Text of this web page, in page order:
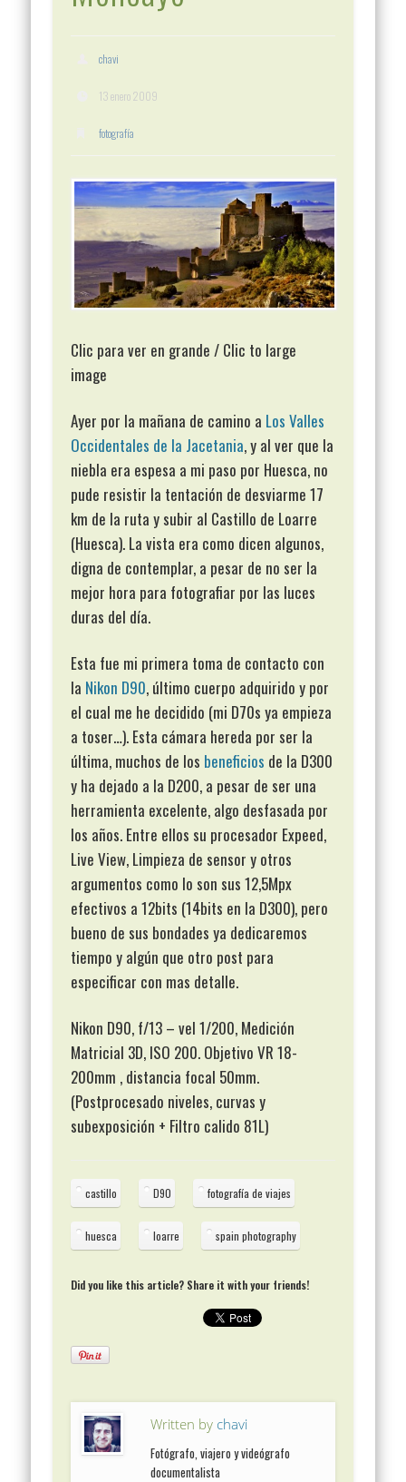
chavi
13 enero 2009
fotografía
Clic para ver en grande / Clic to large
image
Ayer por la mañana de camino a Los Valles
Occidentales de la Jacetania, y al ver que la
niebla era espesa a mi paso por Huesca, no
pude resistir la tentación de desviarme 17
km de la ruta y subir al Castillo de Loarre
(Huesca). La vista era como dicen algunos,
digna de contemplar, a pesar de no ser la
mejor hora para fotografiar por las luces
duras del día.
Esta fue mi primera toma de contacto con
la Nikon D90, último cuerpo adquirido y por
el cual me he decidido (mi D70s ya empieza
a toser…). Esta cámara hereda por ser la
última, muchos de los beneficios de la D300
y ha dejado a la D200, a pesar de ser una
herramienta excelente, algo desfasada por
los años. Entre ellos su procesador Expeed,
Live View, Limpieza de sensor y otros
argumentos como lo son sus 12,5Mpx
efectivos a 12bits (14bits en la D300), pero
bueno de sus bondades ya dedicaremos
tiempo y algún que otro post para
especificar con mas detalle.
Nikon D90, f/13 – vel 1/200, Medición
Matricial 3D, ISO 200. Objetivo VR 18-
200mm , distancia focal 50mm.
(Postprocesado niveles, curvas y
subexposición + Filtro calido 81L)
castillo D90 fotografía de viajes
huesca loarre spain photography
Did you like this article? Share it with your friends!
Written by chavi
Fotógrafo, viajero y videógrafo
documentalista